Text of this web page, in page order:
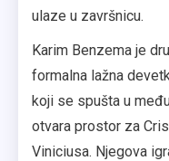
ulaze u završnicu.
Karim Benzema je
formalna lažna
koji se spušta u
otvara prostor za
Viniciusa. Njegova